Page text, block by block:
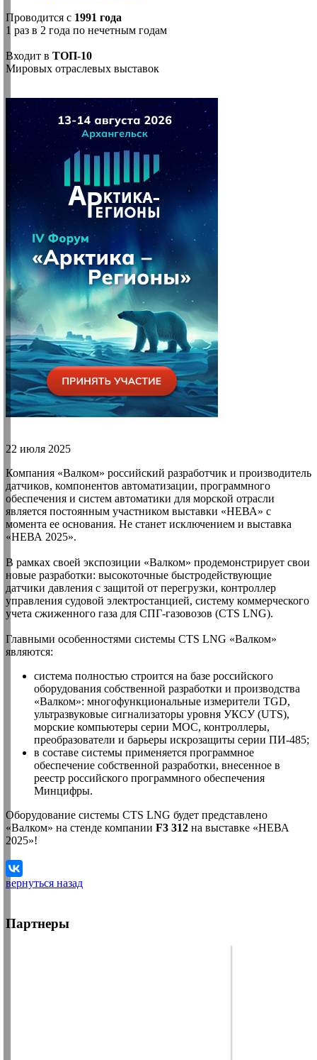
Проводится с 1991 года
1 раз в 2 года по нечетным годам
Входит в ТОП-10
Мировых отраслевых выставок
22 июля 2025
Компания «Валком» российский разработчик и производитель
датчиков, компонентов автоматизации, программного
обеспечения и систем автоматики для морской отрасли
является постоянным участником выставки «НЕВА» с
момента ее основания. Не станет исключением и выставка
«НЕВА 2025».
В рамках своей экспозиции «Валком» продемонстрирует свои
новые разработки: высокоточные быстродействующие
датчики давления с защитой от перегрузки, контроллер
управления судовой электростанцией, систему коммерческого
учета сжиженного газа для СПГ-газовозов (CTS LNG).
Главными особенностями системы CTS LNG «Валком»
являются:
система полностью строится на базе российского
оборудования собственной разработки и производства
«Валком»: многофункциональные измерители TGD,
ультразвуковые сигнализаторы уровня УКСУ (UTS),
морские компьютеры серии МОС, контроллеры,
преобразователи и барьеры искрозащиты серии ПИ-485;
в составе системы применяется программное
обеспечение собственной разработки, внесенное в
реестр российского программного обеспечения
Минцифры.
Оборудование системы CTS LNG будет представлено
«Валком» на стенде компании F3 312 на выставке «НЕВА
2025»!
вернуться назад
Партнеры